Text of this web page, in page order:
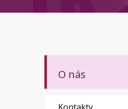
O nás